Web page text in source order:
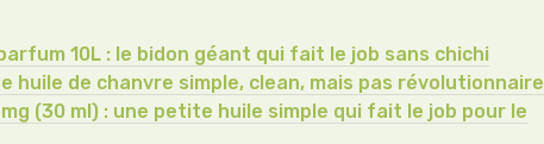
10L : le bidon géant qui fait le job sans chichi
huile de chanvre simple, clean, mais pas révolutionnaire
(30 ml) : une petite huile simple qui fait le job pour le